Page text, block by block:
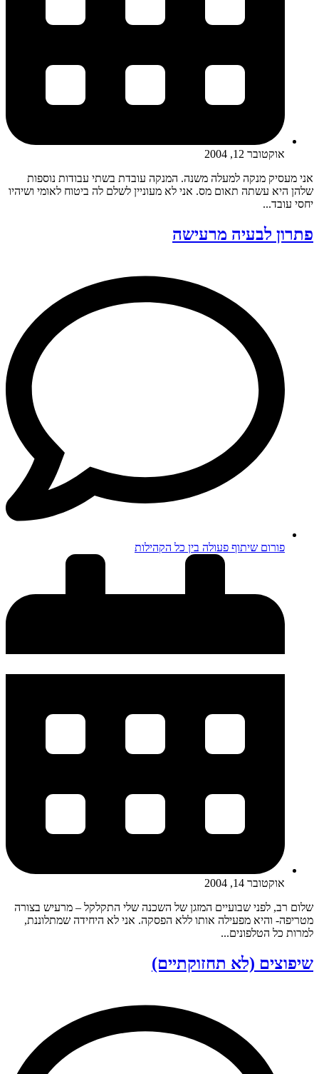
אוקטובר 12, 2004
אני מעסיק מנקה למעלה משנה. המנקה עובדת בשתי עבודות נוספות
שלהן היא עשתה תאום מס. אני לא מעוניין לשלם לה ביטוח לאומי ושיהיו
יחסי עובד...
פתרון לבעיה מרעישה
פורום שיתוף פעולה בין כל הקהילות
אוקטובר 14, 2004
שלום רב, לפני שבועיים המזגן של השכנה שלי התקלקל – מרעיש בצורה
מטריפה- והיא מפעילה אותו ללא הפסקה. אני לא היחידה שמתלוננת,
למרות כל הטלפונים...
שיפוצים (לא תחזוקתיים)